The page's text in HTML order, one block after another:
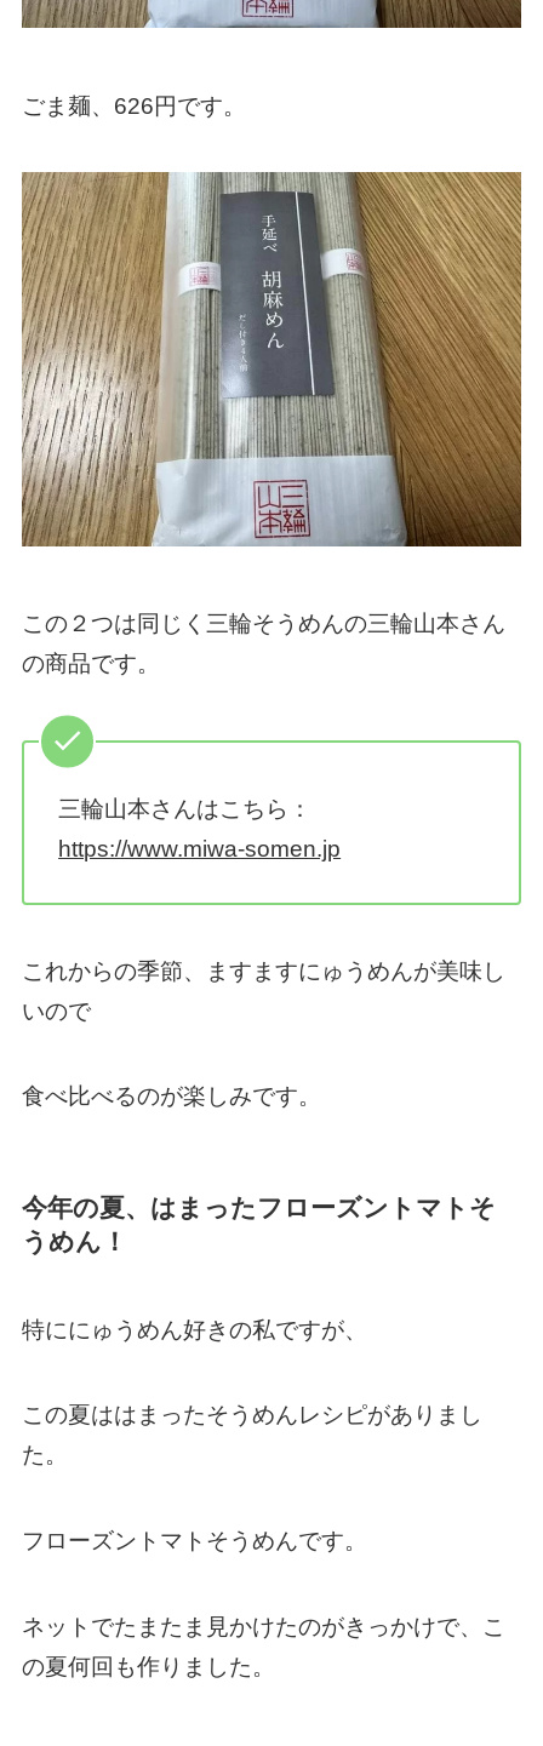
ごま麺、626円です。
この２つは同じく三輪そうめんの三輪山本さん
の商品です。
三輪山本さんはこちら：
https://www.miwa-somen.jp
これからの季節、ますますにゅうめんが美味し
いので
食べ比べるのが楽しみです。
今年の夏、はまったフローズントマトそ
うめん！
特ににゅうめん好きの私ですが、
この夏ははまったそうめんレシピがありまし
た。
フローズントマトそうめんです。
ネットでたまたま見かけたのがきっかけで、こ
の夏何回も作りました。